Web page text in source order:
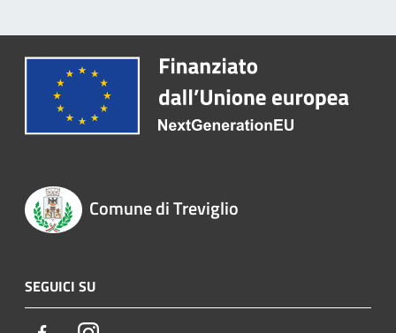
Comune di Treviglio
SEGUICI SU